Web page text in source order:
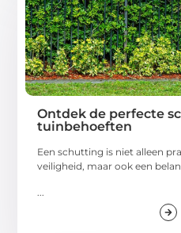
Ontdek de perfecte
tuinbehoeften
Een schutting is niet alleen
veiligheid, maar ook een